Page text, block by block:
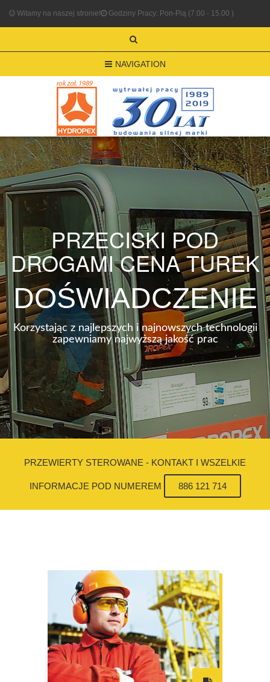
Witamy na naszej stronie! Godziny Pracy: Pon-Pią (7.00 - 15.00 )
NAVIGATION
PRZECISKI POD
DROGAMI CENA TUREK
DOŚWIADCZENIE
Korzystając z najlepszych i najnowszych technologii
zapewniamy najwyższą jakość prac
PRZEWIERTY STEROWANE - KONTAKT I WSZELKIE
INFORMACJE POD NUMEREM 886 121 714